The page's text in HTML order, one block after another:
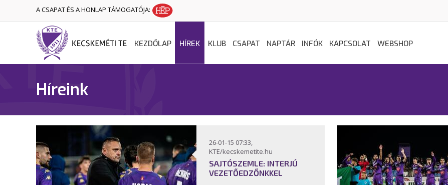
A CSAPAT ÉS A HONLAP TÁMOGATÓJA:
KEZDŐLAP HÍREK KLUB CSAPAT NAPTÁR INFÓK KAPCSOLAT WEBSHOP
Híreink
26-01-15 07:33,
KTE/kecskemetite.hu
SAJTÓSZEMLE: INTERJÚ
VEZETŐEDZŐNKKEL